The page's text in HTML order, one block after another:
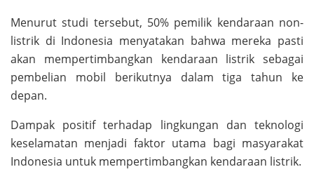
Menurut studi tersebut, 50% pemilik kendaraan non-
listrik di Indonesia menyatakan bahwa mereka pasti
akan mempertimbangkan kendaraan listrik sebagai
pembelian mobil berikutnya dalam tiga tahun ke
depan.
Dampak positif terhadap lingkungan dan teknologi
keselamatan menjadi faktor utama bagi masyarakat
Indonesia untuk mempertimbangkan kendaraan listrik.